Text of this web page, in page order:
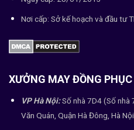
Nơi cấp: Sở kế hoạch và đầu tư
XƯỞNG MAY ĐỒNG PHỤC
VP Hà Nội:Số nhà 7D4 (Số nhà
Văn Quán, Quận Hà Đông, Hà Nội